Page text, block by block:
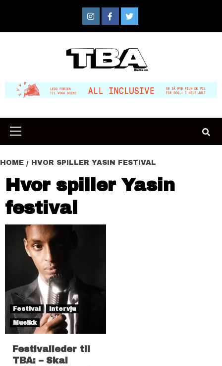
content
InstagramFacebook
Twitter
Primary
Menu
HOME HVOR SPILLER YASIN FESTIVAL
Hvor spiller Yasin
festival
Festival
Intervju
Musikk
Festivalleder til
TBA: – Skal